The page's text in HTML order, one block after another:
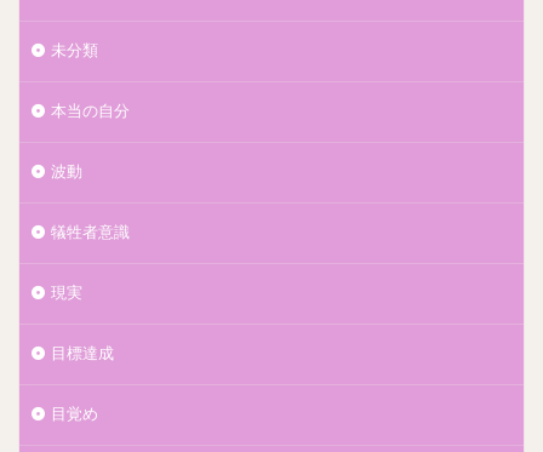
未分類
本当の自分
波動
犠牲者意識
現実
目標達成
目覚め